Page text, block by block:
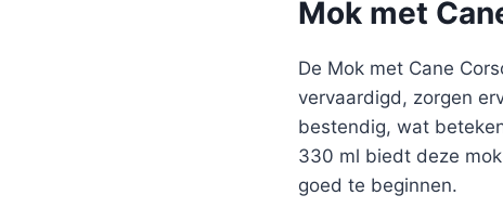
Mok met
De Mok met Cane
vervaardigd, zorgen
bestendig, wat
330 ml biedt deze
goed te beginnen.